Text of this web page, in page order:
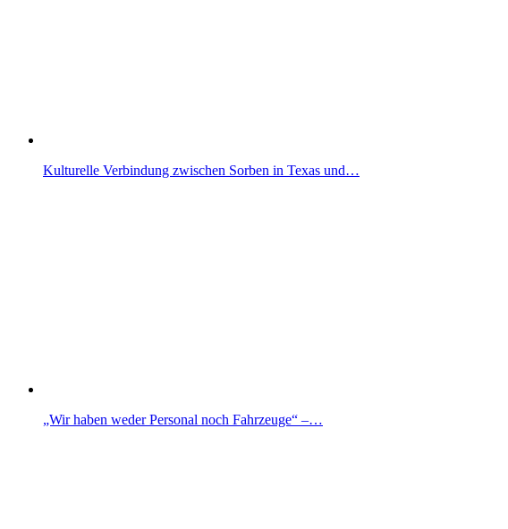
Kulturelle Verbindung zwischen Sorben in Texas und…
„Wir haben weder Personal noch Fahrzeuge“ –…